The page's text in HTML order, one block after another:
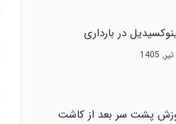
در بارداری
پشت سر بعد از کاشت